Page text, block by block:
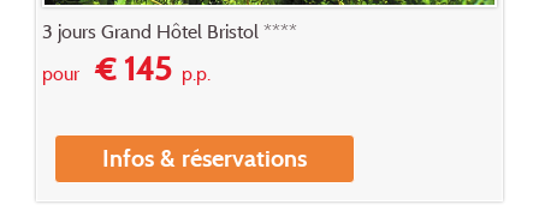
3 jours Grand Hôtel Bristol ****
pour€ 145p.p.
Infos & réservations